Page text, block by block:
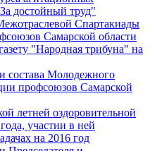
достойный труд"
Спартакиады
Самарской области
"Народная трибуна" на
состава Молодежного
профсоюзов Самарской
летней оздоровительной
участии в ней
на 2016 год